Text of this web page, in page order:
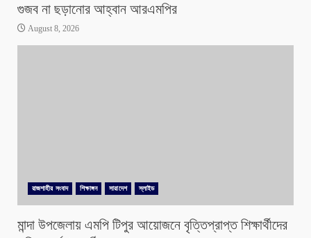
গুজব না ছড়ানোর আহ্বান আরএমপির
August 8, 2026
রাজশাহীর সংবাদ শিক্ষাঙ্গন সারাদেশ স্লাইড
মান্দা উপজেলায় এমপি টিপুর আয়োজনে বৃত্তিপ্রাপ্ত শিক্ষার্থীদের